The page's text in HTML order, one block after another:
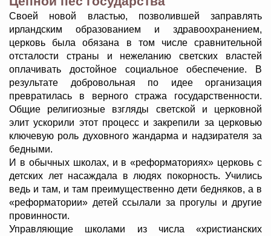
Своей новой властью, позволившей заправлять
ирландским образованием и здравоохранением,
церковь была обязана в том числе сравнительной
отсталости страны и нежеланию светских властей
оплачивать достойное социальное обеспечение. В
результате добровольная по идее организация
превратилась в верного стража государственности.
Общие религиозные взгляды светской и церковной
элит ускорили этот процесс и закрепили за церковью
ключевую роль духовного жандарма и надзирателя за
бедными.
И в обычных школах, и в «реформаториях» церковь с
детских лет насаждала в людях покорность. Учились
ведь и там, и там преимущественно дети бедняков, а в
«реформатории» детей ссылали за прогулы и другие
провинности.
Управляющие школами из числа «христианских